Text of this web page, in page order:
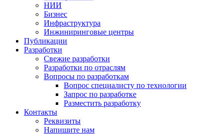
НИИ
Бизнес
Инфраструктура
Инжиниринговые центры
Публикации
Разработки
Свежие разработки
Разработки по отраслям
Вопросы по разработкам
Вопрос специалисту по технологии
Запрос по разработке
Разместить разработку
Контакты
Реквизиты
Напишите нам